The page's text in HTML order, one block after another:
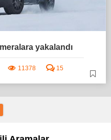
yakalandı
11378 15